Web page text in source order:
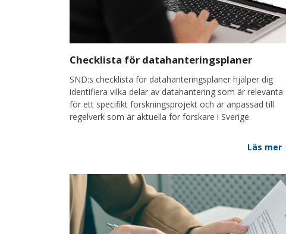
Checklista för datahanteringsplaner
SND:s checklista för datahanteringsplaner hjälper dig
identifiera vilka delar av datahantering som är relevanta
för ett specifikt forskningsprojekt och är anpassad till
regelverk som är aktuella för forskare i Sverige.
Läs mer